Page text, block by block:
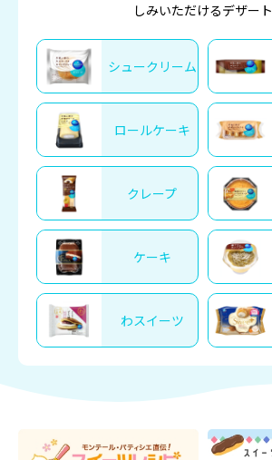
しみいただけるデザート
シュークリーム
ロールケーキ
クレープ
ケーキ
わスイーツ